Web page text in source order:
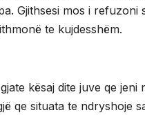
Gjithsesi mos i refuzoni
te kujdesshëm.
kësaj dite juve qe jeni
qe situata te ndryshoje